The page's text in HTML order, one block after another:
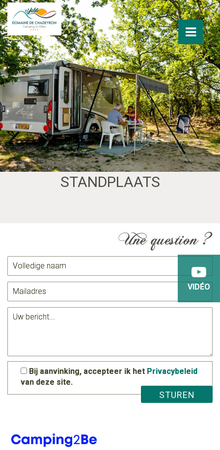
STANDPLAATS
Bij aanvinking, accepteer ik het Privacybeleid
van deze site.
VIDÉO